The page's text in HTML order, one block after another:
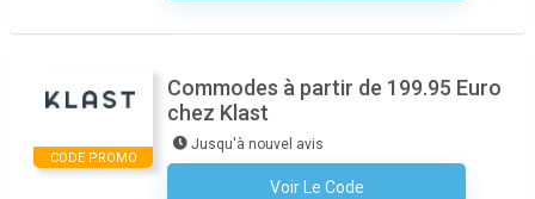
CODE PROMO
Commodes à partir de 199.95 Euro
chez Klast
Jusqu'à nouvel avis
Voir Le Code
Aucun Code N'est Nécessaire